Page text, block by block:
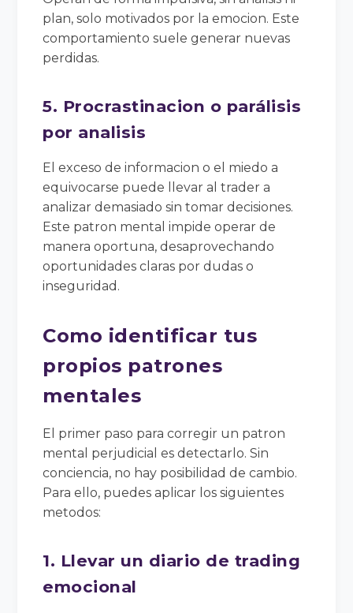
plan, solo motivados por la emocion. Este
comportamiento suele generar nuevas
perdidas.
5. Procrastinacion o parálisis
por analisis
El exceso de informacion o el miedo a
equivocarse puede llevar al trader a
analizar demasiado sin tomar decisiones.
Este patron mental impide operar de
manera oportuna, desaprovechando
oportunidades claras por dudas o
inseguridad.
Como identificar tus
propios patrones
mentales
El primer paso para corregir un patron
mental perjudicial es detectarlo. Sin
conciencia, no hay posibilidad de cambio.
Para ello, puedes aplicar los siguientes
metodos:
1. Llevar un diario de trading
emocional